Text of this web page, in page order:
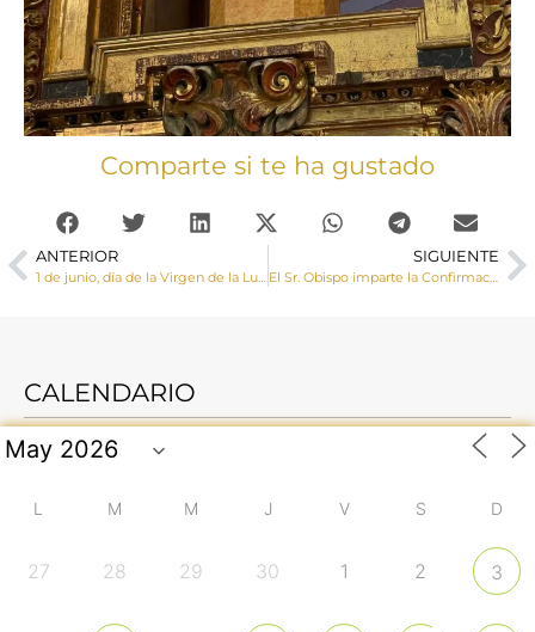
Comparte si te ha gustado
ANTERIOR SIGUIENTE
El Sr. Obispo imparte la Confirmación a un numeroso grupo de adolescentes en Mota del Cuervo
CALENDARIO
L M M J V S D
27 28 29 30 1 2 3